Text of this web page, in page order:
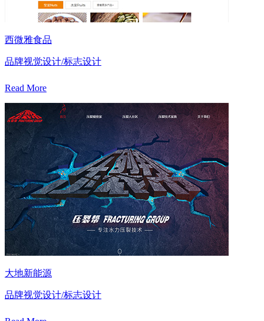
西微雅食品
品牌视觉设计/标志设计
Read More
大地新能源
品牌视觉设计/标志设计